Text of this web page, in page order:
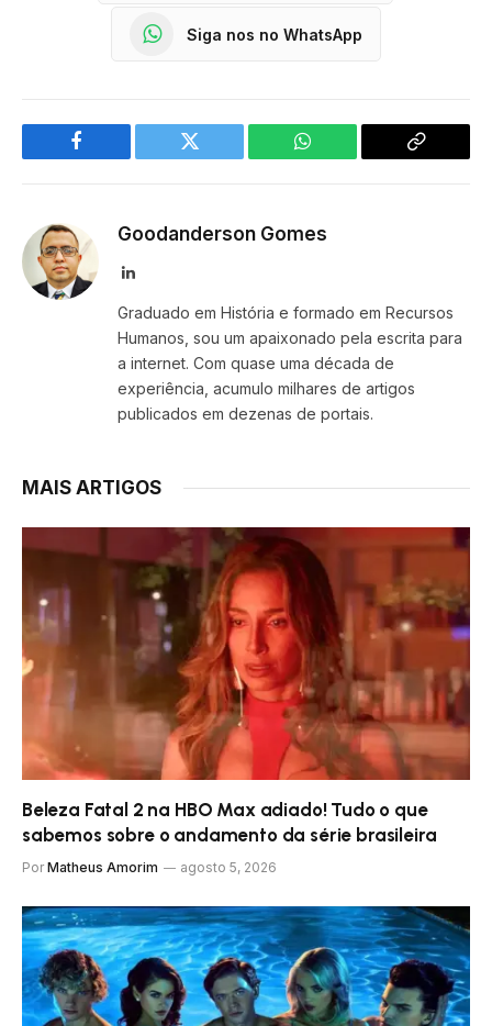
Siga nos no WhatsApp
Facebook Twitter WhatsApp
Copy
Goodanderson Gomes
LinkedIn
Graduado em História e formado em Recursos
Humanos, sou um apaixonado pela escrita para
a internet. Com quase uma década de
experiência, acumulo milhares de artigos
publicados em dezenas de portais.
MAIS ARTIGOS
Beleza Fatal 2 na HBO Max adiado! Tudo o que
sabemos sobre o andamento da série brasileira
Por Matheus Amorim agosto 5, 2026